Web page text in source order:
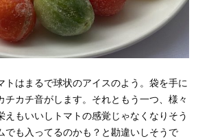
トはまるで球状のアイスのよう。袋を手に
チカチ音がします。それともう一つ、様々
えもいいしトマトの感覚じゃなくなりそう
でも入ってるのかも？と勘違いしそうで